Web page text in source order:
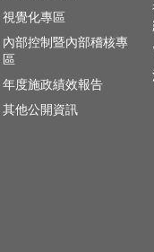
視覺化專區
內部控制暨內部稽核專
區
年度施政績效報告
其他公開資訊